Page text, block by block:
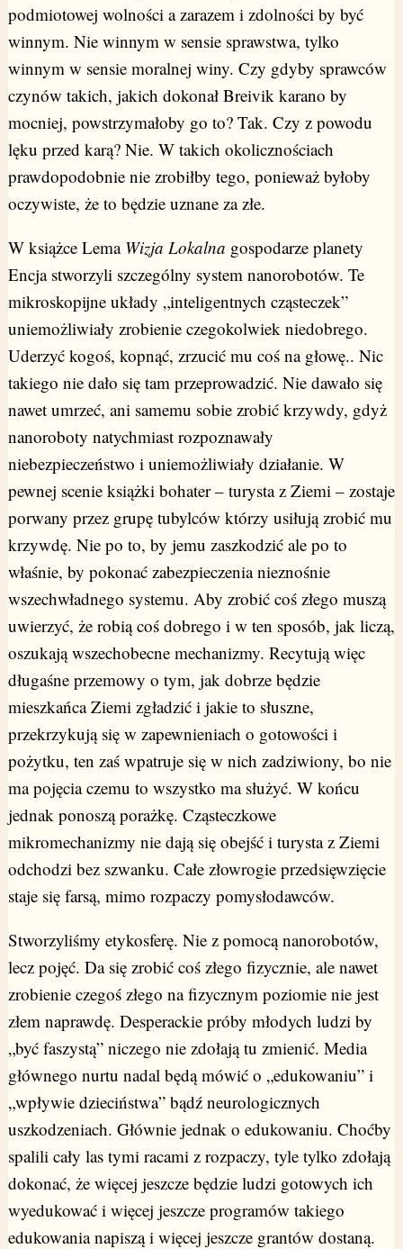
podmiotowej wolności a zarazem i zdolności by być
winnym. Nie winnym w sensie sprawstwa, tylko
winnym w sensie moralnej winy. Czy gdyby sprawców
czynów takich, jakich dokonał Breivik karano by
mocniej, powstrzymałoby go to? Tak. Czy z powodu
lęku przed karą? Nie. W takich okolicznościach
prawdopodobnie nie zrobiłby tego, ponieważ byłoby
oczywiste, że to będzie uznane za złe.
W książce Lema Wizja Lokalna gospodarze planety
Encja stworzyli szczególny system nanorobotów. Te
mikroskopijne układy „inteligentnych cząsteczek”
uniemożliwiały zrobienie czegokolwiek niedobrego.
Uderzyć kogoś, kopnąć, zrzucić mu coś na głowę.. Nic
takiego nie dało się tam przeprowadzić. Nie dawało się
nawet umrzeć, ani samemu sobie zrobić krzywdy, gdyż
nanoroboty natychmiast rozpoznawały
niebezpieczeństwo i uniemożliwiały działanie. W
pewnej scenie książki bohater – turysta z Ziemi – zostaje
porwany przez grupę tubylców którzy usiłują zrobić mu
krzywdę. Nie po to, by jemu zaszkodzić ale po to
właśnie, by pokonać zabezpieczenia nieznośnie
wszechwładnego systemu. Aby zrobić coś złego muszą
uwierzyć, że robią coś dobrego i w ten sposób, jak liczą,
oszukają wszechobecne mechanizmy. Recytują więc
długaśne przemowy o tym, jak dobrze będzie
mieszkańca Ziemi zgładzić i jakie to słuszne,
przekrzykują się w zapewnieniach o gotowości i
pożytku, ten zaś wpatruje się w nich zadziwiony, bo nie
ma pojęcia czemu to wszystko ma służyć. W końcu
jednak ponoszą porażkę. Cząsteczkowe
mikromechanizmy nie dają się obejść i turysta z Ziemi
odchodzi bez szwanku. Całe złowrogie przedsięwzięcie
staje się farsą, mimo rozpaczy pomysłodawców.
Stworzyliśmy etykosferę. Nie z pomocą nanorobotów,
lecz pojęć. Da się zrobić coś złego fizycznie, ale nawet
zrobienie czegoś złego na fizycznym poziomie nie jest
złem naprawdę. Desperackie próby młodych ludzi by
„być faszystą” niczego nie zdołają tu zmienić. Media
głównego nurtu nadal będą mówić o „edukowaniu” i
„wpływie dzieciństwa” bądź neurologicznych
uszkodzeniach. Głównie jednak o edukowaniu. Choćby
spalili cały las tymi racami z rozpaczy, tyle tylko zdołają
dokonać, że więcej jeszcze będzie ludzi gotowych ich
wyedukować i więcej jeszcze programów takiego
edukowania napiszą i więcej jeszcze grantów dostaną.